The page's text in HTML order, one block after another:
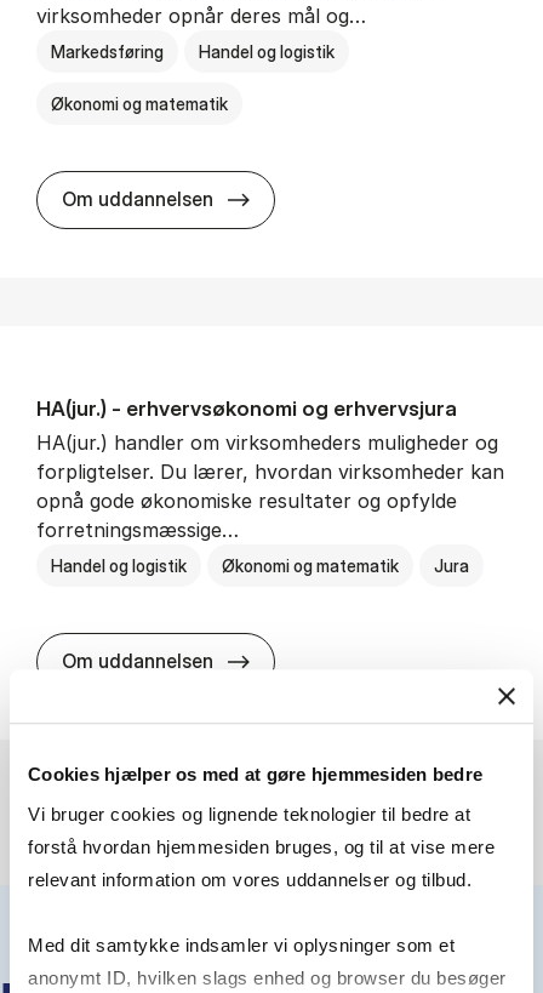
Cookies hjælper os med at gøre hjemmesiden bedre
Vi bruger cookies og lignende teknologier til bedre at
forstå hvordan hjemmesiden bruges, og til at vise mere
relevant information om vores uddannelser og tilbud.
Med dit samtykke indsamler vi oplysninger som et
anonymt ID, hvilken slags enhed og browser du besøger
virksomheder opnår deres mål og…
Markedsføring Handel og logistik
Økonomi og matematik
Om uddannelsen HA al­men erhvervs­økonomi
HA(jur.) - erhvervs­økonomi og erhvervs­jura
HA(jur.) handler om virksomheders muligheder og
forpligtelser. Du lærer, hvordan virksomheder kan
opnå gode økonomiske resultater og opfylde
forretningsmæssige…
Handel og logistik Økonomi og matematik Jura
Om uddannelsen HA(jur.) - erhvervs­økonomi og